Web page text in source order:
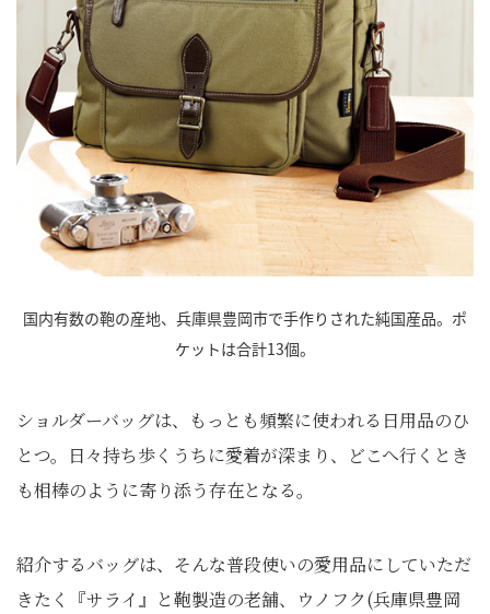
国内有数の鞄の産地、兵庫県豊岡市で手作りされた純国産品。ポ
ケットは合計13個。
ショルダーバッグは、もっとも頻繁に使われる日用品のひ
とつ。日々持ち歩くうちに愛着が深まり、どこへ行くとき
も相棒のように寄り添う存在となる。
紹介するバッグは、そんな普段使いの愛用品にしていただ
きたく『サライ』と鞄製造の老舗、ウノフク(兵庫県豊岡